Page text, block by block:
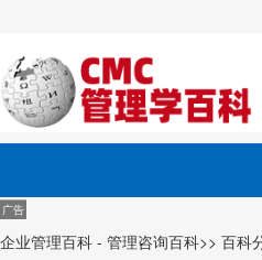
企业管理百科 - 管理咨询百科>> 百科